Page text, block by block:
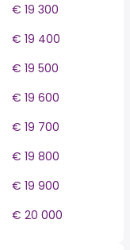
€ 19 300
€ 19 400
€ 19 500
€ 19 600
€ 19 700
€ 19 800
€ 19 900
€ 20 000